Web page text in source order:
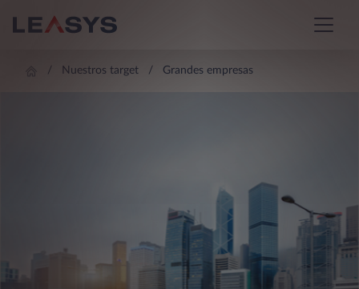
Nuestros target Grandes empresas